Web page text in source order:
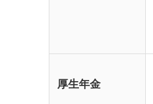
厚生年金